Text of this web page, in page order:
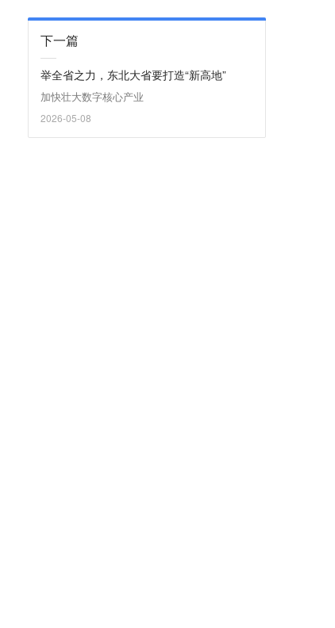
下一篇
举全省之力，东北大省要打造“新高地”
加快壮大数字核心产业
2026-05-08